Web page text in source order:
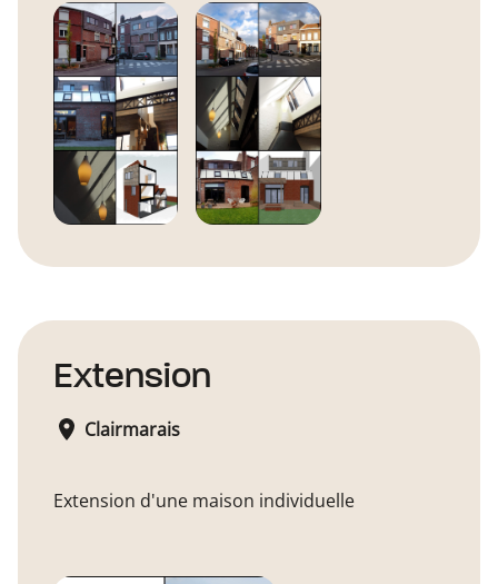
Extension
Clairmarais
Extension d'une maison individuelle